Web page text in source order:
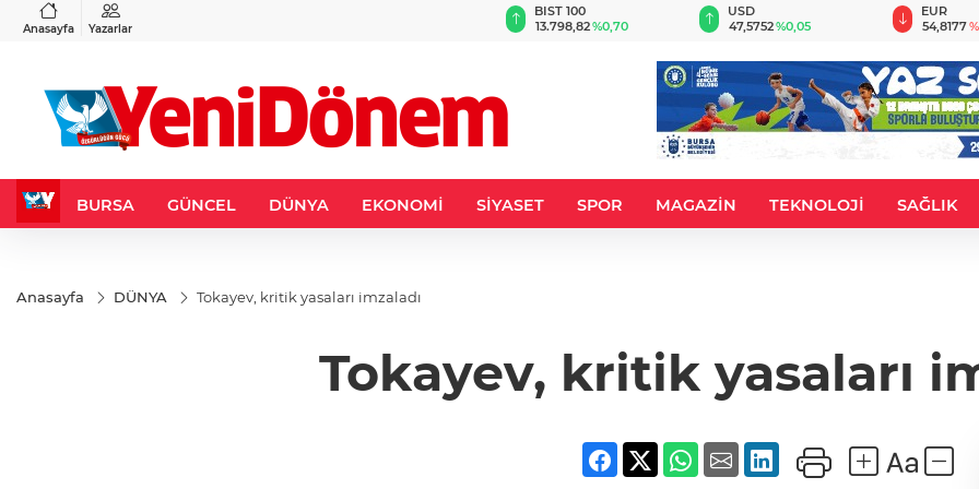
Anasayfa Yazarlar
%0,37
BIST 100
13.798,82%0,70
USD
47,5752%0,05
EUR
54,8177
BURSA GÜNCEL DÜNYA EKONOMİ SİYASET SPOR MAGAZİN TEKNOLOJİ SAĞLIK
Anasayfa DÜNYA Tokayev, kritik yasaları imzaladı
Tokayev, kritik yasaları